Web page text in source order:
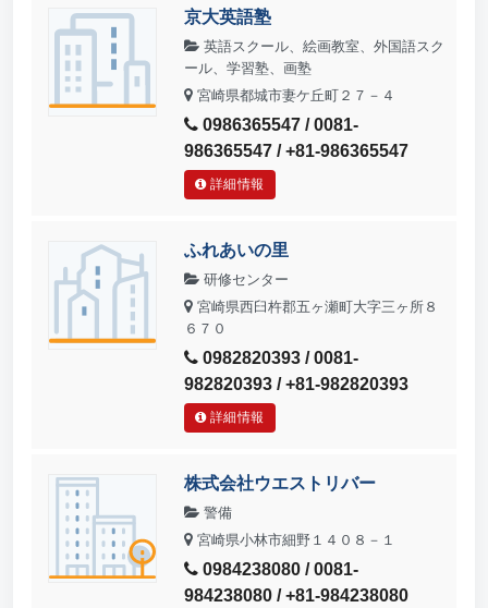
京大英語塾
英語スクール、絵画教室、外国語スク
ール、学習塾、画塾
宮崎県都城市妻ケ丘町２７－４
0986365547 / 0081-
986365547 / +81-986365547
詳細情報
ふれあいの里
研修センター
宮崎県西臼杵郡五ヶ瀬町大字三ヶ所８
６７０
0982820393 / 0081-
982820393 / +81-982820393
詳細情報
株式会社ウエストリバー
警備
宮崎県小林市細野１４０８－１
0984238080 / 0081-
984238080 / +81-984238080